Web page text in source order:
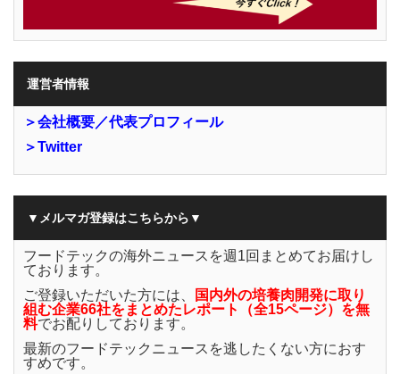
運営者情報
＞会社概要／代表プロフィール
＞Twitter
▼メルマガ登録はこちらから▼
フードテックの海外ニュースを週1回まとめてお届けし
ております。
ご登録いただいた方には、
国内外の培養肉開発に取り
組む企業66社をまとめたレポート（全15ページ）を無
料でお配りしております。
最新のフードテックニュースを逃したくない方におす
すめです。